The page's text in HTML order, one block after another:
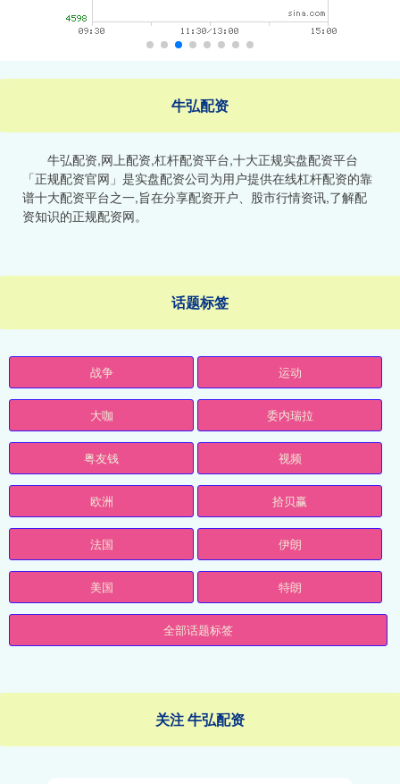
牛弘配资
牛弘配资,网上配资,杠杆配资平台,十大正规实盘配资平台
「正规配资官网」是实盘配资公司为用户提供在线杠杆配资的靠
谱十大配资平台之一,旨在分享配资开户、股市行情资讯,了解配
资知识的正规配资网。
话题标签
战争 运动
大咖 委内瑞拉
粤友钱 视频
欧洲 拾贝赢
法国 伊朗
美国 特朗
全部话题标签
关注 牛弘配资